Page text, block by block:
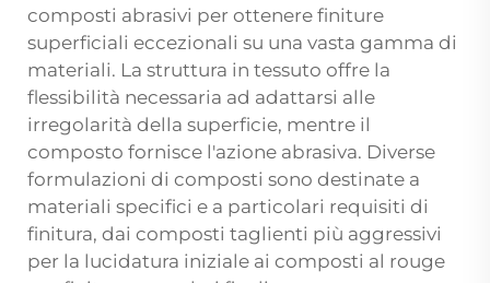
composti abrasivi per ottenere finiture
superficiali eccezionali su una vasta gamma di
materiali. La struttura in tessuto offre la
flessibilità necessaria ad adattarsi alle
irregolarità della superficie, mentre il
composto fornisce l'azione abrasiva. Diverse
formulazioni di composti sono destinate a
materiali specifici e a particolari requisiti di
finitura, dai composti taglienti più aggressivi
per la lucidatura iniziale ai composti al rouge